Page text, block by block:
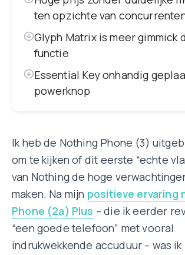
ten opzichte van
Glyph Matrix is meer gimmick
functie
Essential Key onhandig
powerknop
Ik heb de Nothing Phone (3)
om te kijken of dit eerste “echte
van Nothing de hoge
maken. Na mijn positieve ervaring
Phone (2a) Plus – die ik eerder
“een goede telefoon” met vooral
indrukwekkende accuduur – was